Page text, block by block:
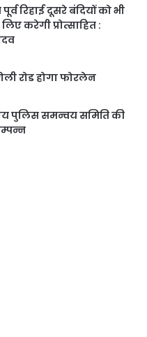
रिहाई दूसरे बंदियों को भी
करेगी प्रोत्साहित :
रोड होगा फोरलेन
पुलिस समन्वय समिति की